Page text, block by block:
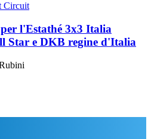
Circuit
l'Estathé 3x3 Italia
Star e DKB regine d'Italia